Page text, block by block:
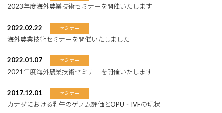
2023年度海外農業技術セミナーを開催いたします
2022.02.22 セミナー
海外農業技術セミナーを開催いたしました
2022.01.07 セミナー
2021年度海外農業技術セミナーを開催いたします
2017.12.01 セミナー
カナダにおける乳牛のゲノム評価とOPU‐IVFの現状